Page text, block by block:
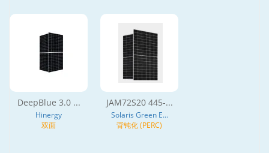
DeepBlue 3.0 ...
Hinergy
双面
JAM72S20 445-...
Solaris Green E...
背钝化 (PERC)